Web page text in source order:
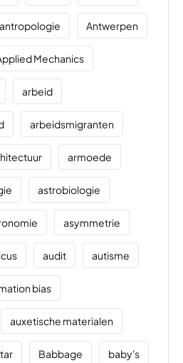
antropologie Antwerpen
Mechanics
arbeid
arbeidsmigranten
armoede
astrobiologie
asymmetrie
audit autisme
bias
auxetische materialen
Babbage baby's